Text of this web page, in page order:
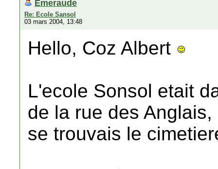
Emeraude
Re: Ecole Sansol
03 mars 2004, 13:48
Hello, Coz Albert
L'ecole Sonsol etait
de la rue des
se trouvais le